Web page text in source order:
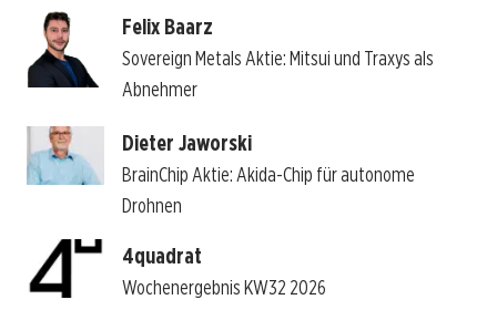
Felix Baarz
Sovereign Metals Aktie: Mitsui und Traxys als
Abnehmer
Dieter Jaworski
BrainChip Aktie: Akida-Chip für autonome
Drohnen
4quadrat
Wochenergebnis KW32 2026